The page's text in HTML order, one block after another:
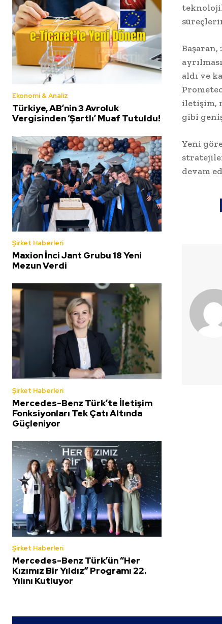
Ekonomi & Analiz
Türkiye, AB’nin 3 Avroluk
Vergisinden ‘Şartlı’ Muaf Tutuldu!
Şirket Haberleri
Maxion İnci Jant Grubu 18 Yeni
Mezun Verdi
Şirket Haberleri
Mercedes-Benz Türk’te İletişim
Fonksiyonları Tek Çatı Altında
Güçleniyor
Şirket Haberleri
Mercedes-Benz Türk’ün “Her
Kızımız Bir Yıldız” Programı 22.
Yılını Kutluyor
aldı ve
iletişim,
gibi
Yeni
devam